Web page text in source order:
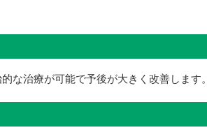
な治療が可能で予後が大きく改善します。